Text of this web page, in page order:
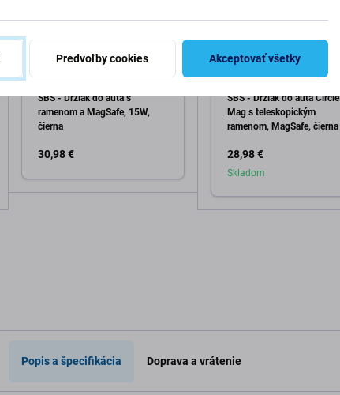
SBS - Držiak do auta s
ramenom a MagSafe, 15W,
čierna
30,98 €
SBS - Držiak do auta Circle
Mag s teleskopickým
ramenom, MagSafe, čierna
28,98 €
Skladom
Popis a špecifikácia Doprava a vrátenie
Predvoľby cookies Akceptovať všetky